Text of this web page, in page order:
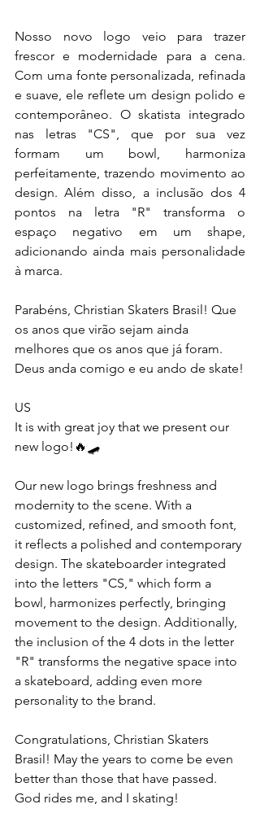
Nosso novo logo veio para trazer
frescor e modernidade para a cena.
Com uma fonte personalizada, refinada
e suave, ele reflete um design polido e
contemporâneo. O skatista integrado
nas letras "CS", que por sua vez
formam um bowl, harmoniza
perfeitamente, trazendo movimento ao
design. Além disso, a inclusão dos 4
pontos na letra "R" transforma o
espaço negativo em um shape,
adicionando ainda mais personalidade
à marca.
Parabéns, Christian Skaters Brasil! Que
os anos que virão sejam ainda
melhores que os anos que já foram.
Deus anda comigo e eu ando de skate!
US
It is with great joy that we present our
new logo!🔥🛹
Our new logo brings freshness and
modernity to the scene. With a
customized, refined, and smooth font,
it reflects a polished and contemporary
design. The skateboarder integrated
into the letters "CS," which form a
bowl, harmonizes perfectly, bringing
movement to the design. Additionally,
the inclusion of the 4 dots in the letter
"R" transforms the negative space into
a skateboard, adding even more
personality to the brand.
Congratulations, Christian Skaters
Brasil! May the years to come be even
better than those that have passed.
God rides me, and I skating!